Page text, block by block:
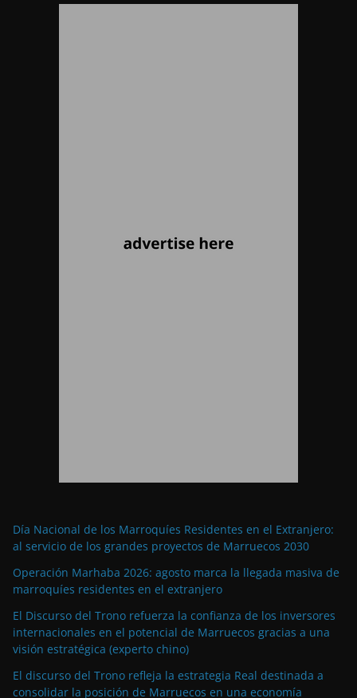
Día Nacional de los Marroquíes Residentes en el Extranjero:
al servicio de los grandes proyectos de Marruecos 2030
Operación Marhaba 2026: agosto marca la llegada masiva de
marroquíes residentes en el extranjero
El Discurso del Trono refuerza la confianza de los inversores
internacionales en el potencial de Marruecos gracias a una
visión estratégica (experto chino)
El discurso del Trono refleja la estrategia Real destinada a
consolidar la posición de Marruecos en una economía